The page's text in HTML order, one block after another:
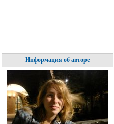
Информация об авторе